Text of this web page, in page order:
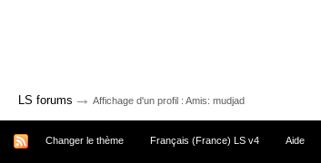
LS forums → Affichage d'un profil : Amis: mudjad
Changer le thème Français (France) LS v4 Aide